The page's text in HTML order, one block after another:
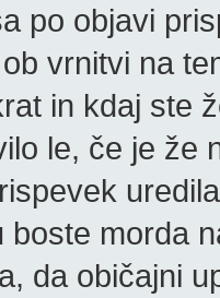
po objavi
vrnitvi na
in kdaj ste
le, če je že
boste morda
da običajni